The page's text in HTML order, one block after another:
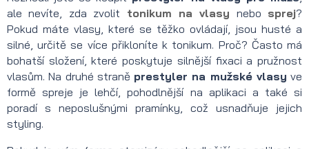
ale nevíte, zda zvolit tonikum na vlasy nebo sprej?
Pokud máte vlasy, které se těžko ovládají, jsou husté a
silné, určitě se více přikloníte k tonikum. Proč? Často má
bohatší složení, které poskytuje silnější fixaci a pružnost
vlasům. Na druhé straně prestyler na mužské vlasy ve
formě spreje je lehčí, pohodlnější na aplikaci a také si
poradí s neposlušnými pramínky, což usnadňuje jejich
styling.